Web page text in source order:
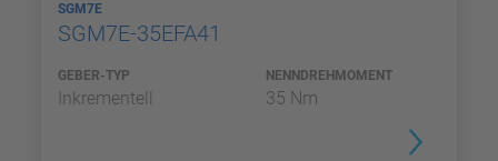
SGM7E
SGM7E-35EFA41
GEBER-TYP
Inkrementell
NENNDREHMOMENT
35 Nm